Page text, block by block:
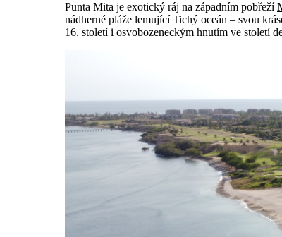
Punta Mita je exotický ráj na západním pobřeží
nádherné pláže lemující Tichý oceán – svou
16. století i osvobozeneckým hnutím ve století